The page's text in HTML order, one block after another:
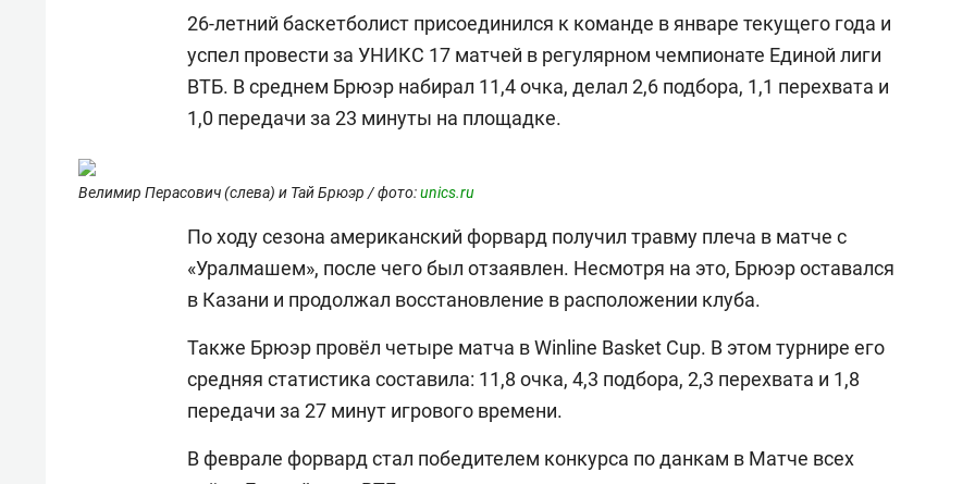
26-летний баскетболист присоединился к команде в январе текущего года и
успел провести за УНИКС 17 матчей в регулярном чемпионате Единой лиги
ВТБ. В среднем Брюэр набирал 11,4 очка, делал 2,6 подбора, 1,1 перехвата и
1,0 передачи за 23 минуты на площадке.
Велимир Перасович (слева) и Тай Брюэр / фото:unics.ru
По ходу сезона американский форвард получил травму плеча в матче с
«Уралмашем», после чего был отзаявлен. Несмотря на это, Брюэр оставался
в Казани и продолжал восстановление в расположении клуба.
Также Брюэр провёл четыре матча в Winline Basket Cup. В этом турнире его
средняя статистика составила: 11,8 очка, 4,3 подбора, 2,3 перехвата и 1,8
передачи за 27 минут игрового времени.
В феврале форвард стал победителем конкурса по данкам в Матче всех